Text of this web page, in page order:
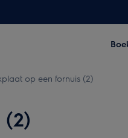
op een fornuis (2)